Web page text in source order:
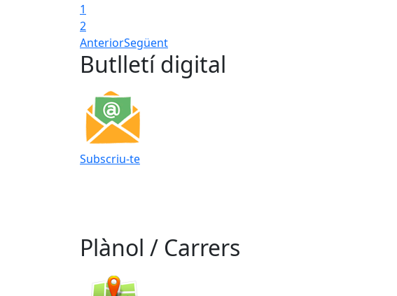
1
2
AnteriorSegüent
Butlletí digital
Subscriu-te
Plànol / Carrers